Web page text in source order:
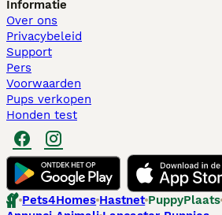
Informatie
Over ons
Privacybeleid
Support
Pers
Voorwaarden
Pups verkopen
Honden test
Pets4Homes Hastnet PuppyPlaats